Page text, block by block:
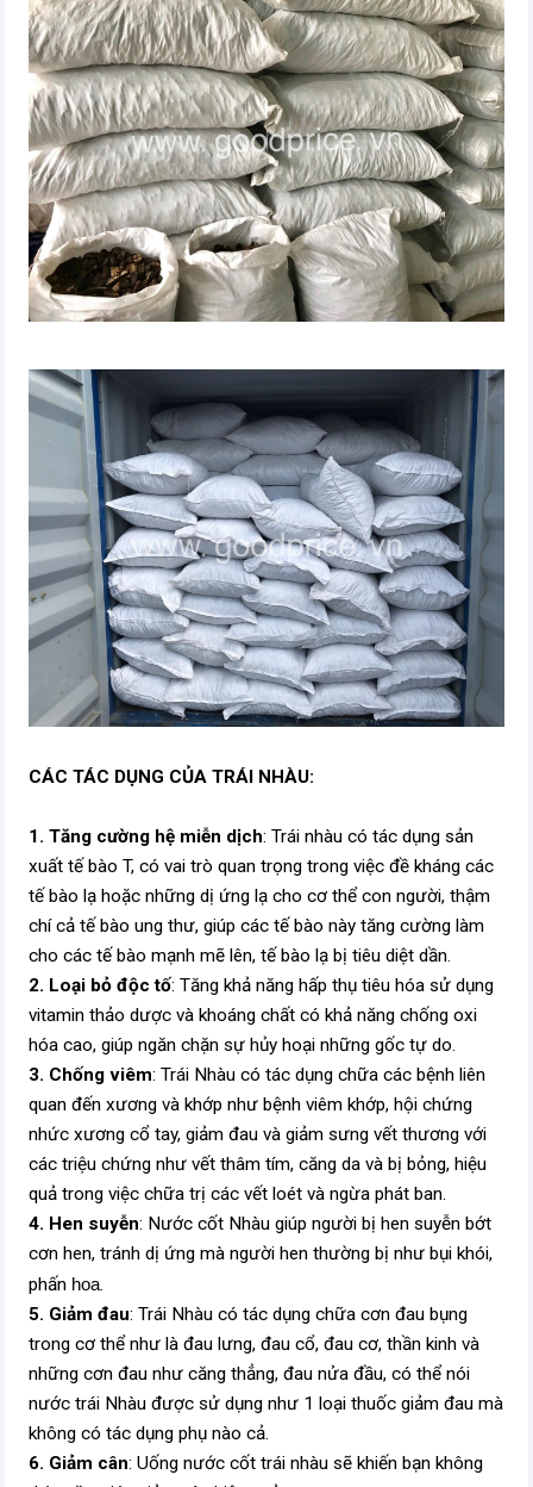
CÁC TÁC DỤNG CỦA TRÁI NHÀU:
1. Tăng cường hệ miễn dịch: Trái nhàu có tác dụng sản
xuất tế bào T, có vai trò quan trọng trong việc đề kháng các
tế bào lạ hoặc những dị ứng lạ cho cơ thể con người, thậm
chí cả tế bào ung thư, giúp các tế bào này tăng cường làm
cho các tế bào mạnh mẽ lên, tế bào lạ bị tiêu diệt dần.
2. Loại bỏ độc tố: Tăng khả năng hấp thụ tiêu hóa sử dụng
vitamin thảo dược và khoáng chất có khả năng chống oxi
hóa cao, giúp ngăn chặn sự hủy hoại những gốc tự do.
3. Chống viêm: Trái Nhàu có tác dụng chữa các bệnh liên
quan đến xương và khớp như bệnh viêm khớp, hội chứng
nhức xương cổ tay, giảm đau và giảm sưng vết thương với
các triệu chứng như vết thâm tím, căng da và bị bỏng, hiệu
quả trong việc chữa trị các vết loét và ngừa phát ban.
4. Hen suyễn: Nước cốt Nhàu giúp người bị hen suyễn bớt
cơn hen, tránh dị ứng mà người hen thường bị như bụi khói,
phấn hoa.
5. Giảm đau: Trái Nhàu có tác dụng chữa cơn đau bụng
trong cơ thể như là đau lưng, đau cổ, đau cơ, thần kinh và
những cơn đau như căng thẳng, đau nửa đầu, có thể nói
nước trái Nhàu được sử dụng như 1 loại thuốc giảm đau mà
không có tác dụng phụ nào cả.
6. Giảm cân: Uống nước cốt trái nhàu sẽ khiến bạn không